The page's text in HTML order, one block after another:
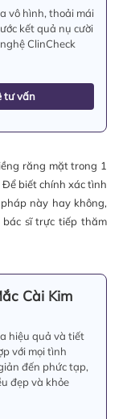
vô hình, thoải mái
kết quả nụ cười
ClinCheck
tư vấn
răng mặt trong 1
Để biết chính xác tình
này hay không,
sĩ trực tiếp thăm
Cài Kim
hiệu quả và tiết
với mọi tình
đến phức tạp,
đẹp và khỏe